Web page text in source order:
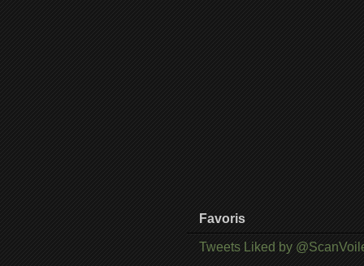
Favoris
Tweets Liked by